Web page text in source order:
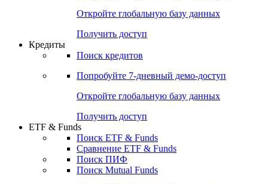
Откройте глобальную базу данных
Получить доступ
Кредиты
Поиск кредитов
Попробуйте 7-дневный демо-доступ
Откройте глобальную базу данных
Получить доступ
ETF & Funds
Поиск ETF & Funds
Сравнение ETF & Funds
Поиск ПИФ
Поиск Mutual Funds